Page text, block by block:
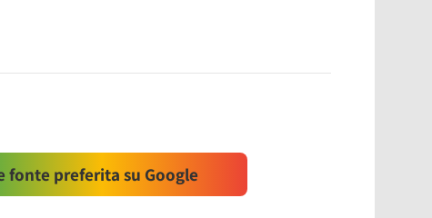
fonte preferita su Google